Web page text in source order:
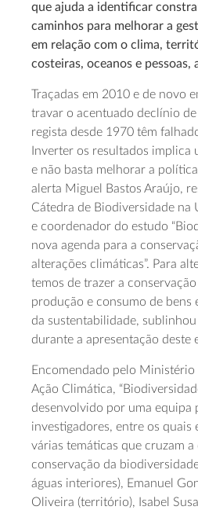
que ajuda a identificar
caminhos para melhorar a
em relação com o clima,
costeiras, oceanos e pessoas,
Traçadas em 2010 e de novo
travar o acentuado declínio
regista desde 1970 têm
Inverter os resultados implica
e não basta melhorar a
alerta Miguel Bastos Araújo,
Cátedra de Biodiversidade na
e coordenador do estudo
nova agenda para a
alterações climáticas”. Para
temos de trazer a
produção e consumo de bens
da sustentabilidade,
durante a apresentação deste
Encomendado pelo Ministério
Ação Climática,
desenvolvido por uma equipa
investigadores, entre os quais
várias temáticas que cruzam
conservação da
águas interiores), Emanuel
Oliveira (território), Isabel